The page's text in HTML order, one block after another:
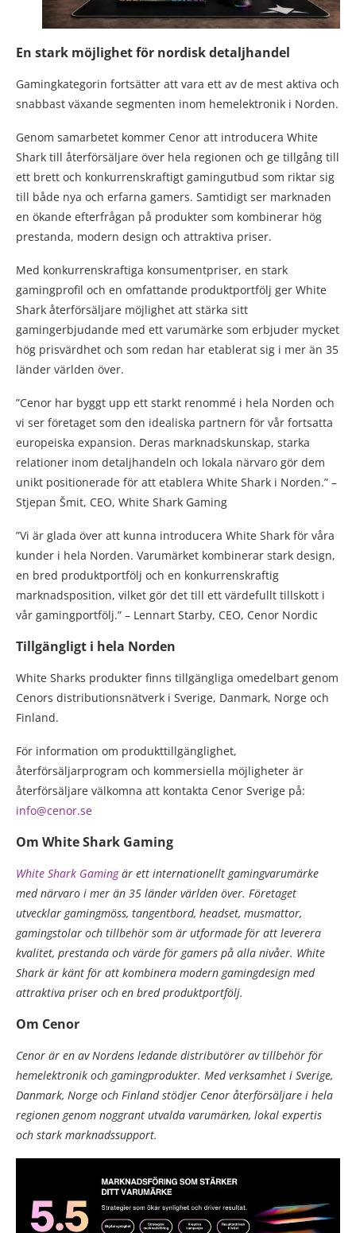
En stark möjlighet för nordisk detaljhandel
Gamingkategorin fortsätter att vara ett av de mest aktiva och
snabbast växande segmenten inom hemelektronik i Norden.
Genom samarbetet kommer Cenor att introducera White
Shark till återförsäljare över hela regionen och ge tillgång till
ett brett och konkurrenskraftigt gamingutbud som riktar sig
till både nya och erfarna gamers. Samtidigt ser marknaden
en ökande efterfrågan på produkter som kombinerar hög
prestanda, modern design och attraktiva priser.
Med konkurrenskraftiga konsumentpriser, en stark
gamingprofil och en omfattande produktportfölj ger White
Shark återförsäljare möjlighet att stärka sitt
gamingerbjudande med ett varumärke som erbjuder mycket
hög prisvärdhet och som redan har etablerat sig i mer än 35
länder världen över.
”Cenor har byggt upp ett starkt renommé i hela Norden och
vi ser företaget som den idealiska partnern för vår fortsatta
europeiska expansion. Deras marknadskunskap, starka
relationer inom detaljhandeln och lokala närvaro gör dem
unikt positionerade för att etablera White Shark i Norden.” –
Stjepan Šmit, CEO, White Shark Gaming
”Vi är glada över att kunna introducera White Shark för våra
kunder i hela Norden. Varumärket kombinerar stark design,
en bred produktportfölj och en konkurrenskraftig
marknadsposition, vilket gör det till ett värdefullt tillskott i
vår gamingportfölj.” – Lennart Starby, CEO, Cenor Nordic
Tillgängligt i hela Norden
White Sharks produkter finns tillgängliga omedelbart genom
Cenors distributionsnätverk i Sverige, Danmark, Norge och
Finland.
För information om produkttillgänglighet,
återförsäljarprogram och kommersiella möjligheter är
återförsäljare välkomna att kontakta Cenor Sverige på:
info@cenor.se
Om White Shark Gaming
White Shark Gamingär ett internationellt gamingvarumärke
med närvaro i mer än 35 länder världen över. Företaget
utvecklar gamingmöss, tangentbord, headset, musmattor,
gamingstolar och tillbehör som är utformade för att leverera
kvalitet, prestanda och värde för gamers på alla nivåer. White
Shark är känt för att kombinera modern gamingdesign med
attraktiva priser och en bred produktportfölj.
Om Cenor
Cenor är en av Nordens ledande distributörer av tillbehör för
hemelektronik och gamingprodukter. Med verksamhet i Sverige,
Danmark, Norge och Finland stödjer Cenor återförsäljare i hela
regionen genom noggrant utvalda varumärken, lokal expertis
och stark marknadssupport.